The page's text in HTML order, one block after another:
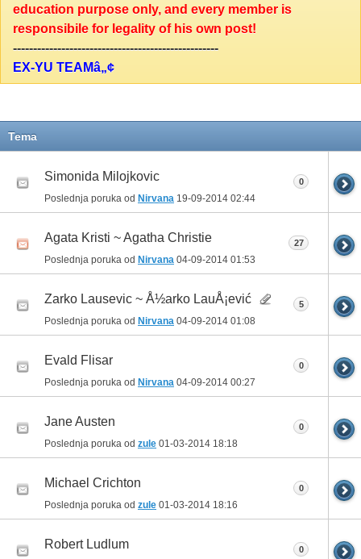
education purpose only, and every member is
responsibile for legality of his own post!
---------------------------------------------------
EX-YU TEAMâ„¢
Tema
Simonida Milojkovic
Poslednja poruka od Nirvana 19-09-2014 02:44
0
Agata Kristi ~ Agatha Christie
Poslednja poruka od Nirvana 04-09-2014 01:53
27
Zarko Lausevic ~ Å½arko LauÅ¡ević
Poslednja poruka od Nirvana 04-09-2014 01:08
5
Evald Flisar
Poslednja poruka od Nirvana 04-09-2014 00:27
0
Jane Austen
Poslednja poruka od zule 01-03-2014 18:18
0
Michael Crichton
Poslednja poruka od zule 01-03-2014 18:16
0
Robert Ludlum 0